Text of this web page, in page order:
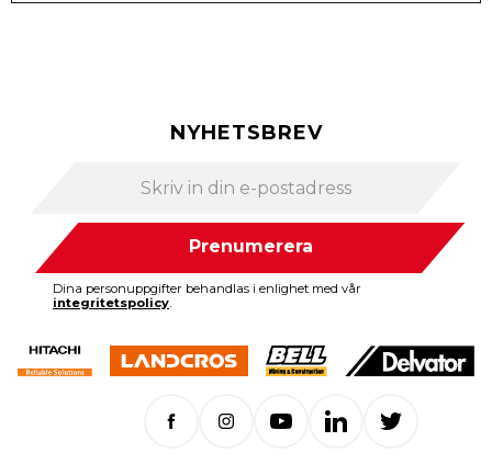
NYHETSBREV
Prenumerera
Dina personuppgifter behandlas i enlighet med vår
integritetspolicy.